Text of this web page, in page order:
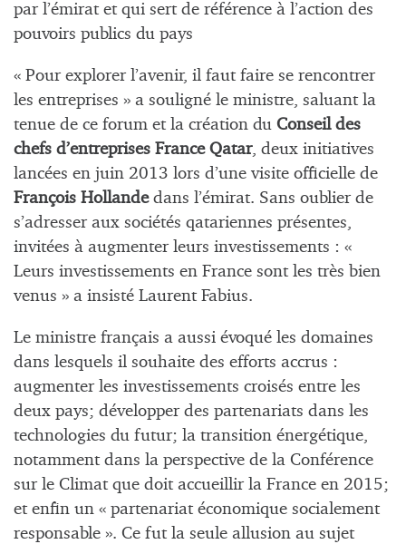
par l’émirat et qui sert de référence à l’action des
pouvoirs publics du pays
« Pour explorer l’avenir, il faut faire se rencontrer
les entreprises » a souligné le ministre, saluant la
tenue de ce forum et la création du Conseil des
chefs d’entreprises France Qatar, deux initiatives
lancées en juin 2013 lors d’une visite officielle de
François Hollandedans l’émirat. Sans oublier de
s’adresser aux sociétés qatariennes présentes,
invitées à augmenter leurs investissements : «
Leurs investissements en France sont les très bien
venus » a insisté Laurent Fabius.
Le ministre français a aussi évoqué les domaines
dans lesquels il souhaite des efforts accrus :
augmenter les investissements croisés entre les
deux pays; développer des partenariats dans les
technologies du futur; la transition énergétique,
notamment dans la perspective de la Conférence
sur le Climat que doit accueillir la France en 2015;
et enfin un « partenariat économique socialement
responsable ». Ce fut la seule allusion au sujet